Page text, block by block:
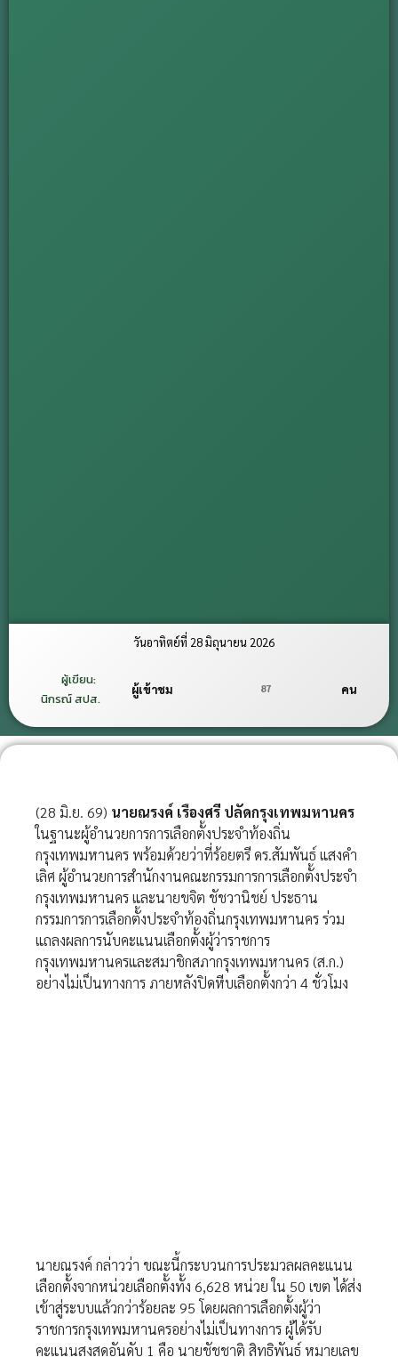
วันอาทิตย์ที่ 28 มิถุนายน 2026
ผู้เขียน:
นิกรณ์ สปส.
ผู้เข้าชม 87 คน
(28 มิ.ย. 69) นายณรงค์ เรืองศรี ปลัดกรุงเทพมหานคร
ในฐานะผู้อำนวยการการเลือกตั้งประจำท้องถิ่น
กรุงเทพมหานคร พร้อมด้วยว่าที่ร้อยตรี ดร.สัมพันธ์ แสงคำ
เลิศ ผู้อำนวยการสำนักงานคณะกรรมการการเลือกตั้งประจำ
กรุงเทพมหานคร และนายขจิต ชัชวานิชย์ ประธาน
กรรมการการเลือกตั้งประจำท้องถิ่นกรุงเทพมหานคร ร่วม
แถลงผลการนับคะแนนเลือกตั้งผู้ว่าราชการ
กรุงเทพมหานครและสมาชิกสภากรุงเทพมหานคร (ส.ก.)
อย่างไม่เป็นทางการ ภายหลังปิดหีบเลือกตั้งกว่า 4 ชั่วโมง
นายณรงค์ กล่าวว่า ขณะนี้กระบวนการประมวลผลคะแนน
เลือกตั้งจากหน่วยเลือกตั้งทั้ง 6,628 หน่วย ใน 50 เขต ได้ส่ง
เข้าสู่ระบบแล้วกว่าร้อยละ 95 โดยผลการเลือกตั้งผู้ว่า
ราชการกรุงเทพมหานครอย่างไม่เป็นทางการ ผู้ได้รับ
คะแนนสูงสุดอันดับ 1 คือ นายชัชชาติ สิทธิพันธุ์ หมายเลข